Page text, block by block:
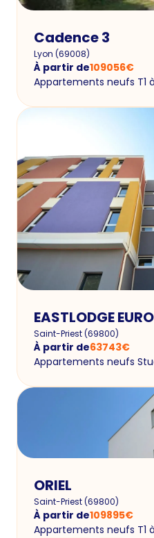
Cadence 3
Lyon (69008)
À partir de109056€
Appartements neufs T1 à
EASTLODGE
Saint-Priest(69800)
À partir de63743€
Appartements neufs
ORIEL
Saint-Priest(69800)
À partir de109895€
Appartements neufs T1